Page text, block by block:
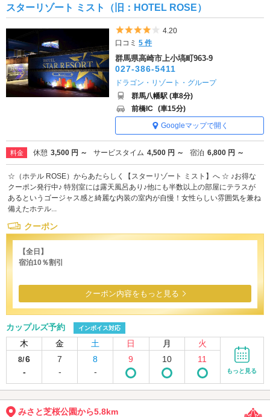
スターリゾート ミスト（旧：HOTEL ROSE）
5つ星のうち4
4.20
口コミ5 件
群馬県高崎市上小塙町963-9
027-386-5411
ドラゴン・リゾート・グループ
群馬八幡駅 (車8分)
前橋IC (車15分)
Googleマップで開く
料金 休憩 3,500 円 ～ サービスタイム 4,500 円 ～ 宿泊 6,800 円 ～
☆（ホテル ROSE）からあたらしく【スターリゾート ミスト】へ ☆ ♪お得な
クーポン発行中♪ 特別室には露天風呂あり♪他にも半数以上の部屋にテラスが
あるというゴージャス感と綺麗な内装の室内が自慢！女性らしい雰囲気を兼ね
備えたホテル...
クーポン
【全日】
宿泊10％割引
クーポン内容をもっと見る
カップルズ予約 インボイス対応
木 金 土 日 月 火
8/6
-
7
-
8
-
9 10 11
もっと見る
みさと芝桜公園から5.8km